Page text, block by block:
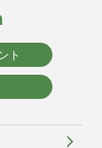
ト